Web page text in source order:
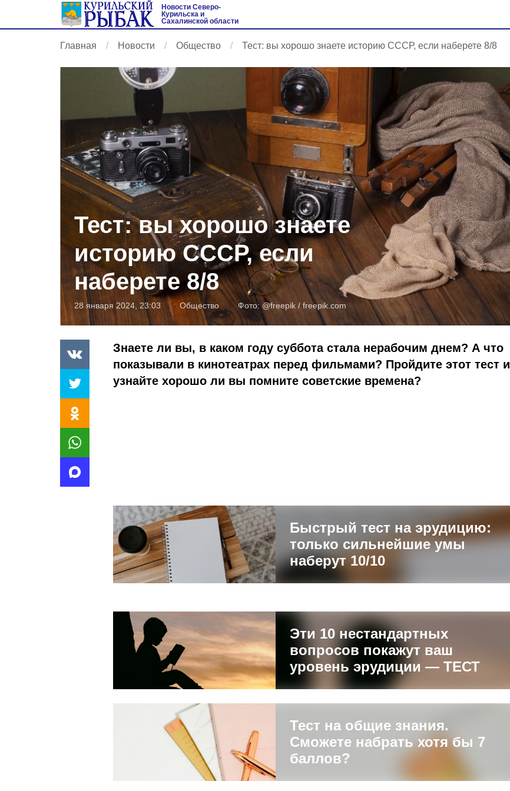
Новости Северо-
Курильска и
Сахалинской области
Главная Новости Общество Тест: вы хорошо знаете историю СССР, если наберете 8/8
Тест: вы хорошо знаете
историю СССР, если
наберете 8/8
28 января 2024, 23:03 Общество Фото:@freepik / freepik.com
Знаете ли вы, в каком году суббота стала нерабочим днем? А что
показывали в кинотеатрах перед фильмами? Пройдите этот тест и
узнайте хорошо ли вы помните советские времена?
Быстрый тест на эрудицию:
только сильнейшие умы
наберут 10/10
Эти 10 нестандартных
вопросов покажут ваш
уровень эрудиции — ТЕСТ
Тест на общие знания.
Сможете набрать хотя бы 7
баллов?